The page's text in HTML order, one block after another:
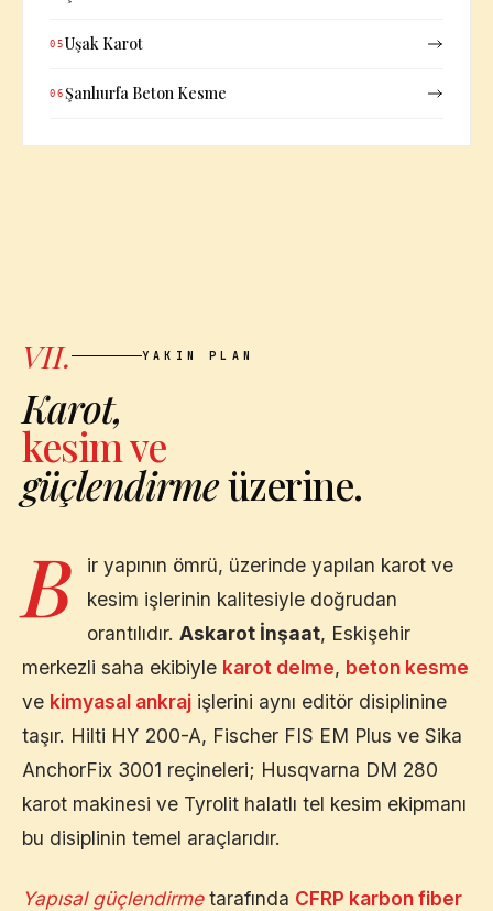
05 Uşak Karot
06 Şanlıurfa Beton Kesme
VII. YAKIN PLAN
Karot,
kesim ve
güçlendirmeüzerine.
B
ir yapının ömrü, üzerinde yapılan karot ve
kesim işlerinin kalitesiyle doğrudan
orantılıdır. Askarot İnşaat, Eskişehir
merkezli saha ekibiyle karot delme, beton kesme
ve kimyasal ankraj işlerini aynı editör disiplinine
taşır. Hilti HY 200-A, Fischer FIS EM Plus ve Sika
AnchorFix 3001 reçineleri; Husqvarna DM 280
karot makinesi ve Tyrolit halatlı tel kesim ekipmanı
bu disiplinin temel araçlarıdır.
Yapısal güçlendirmetarafında CFRP karbon fiber